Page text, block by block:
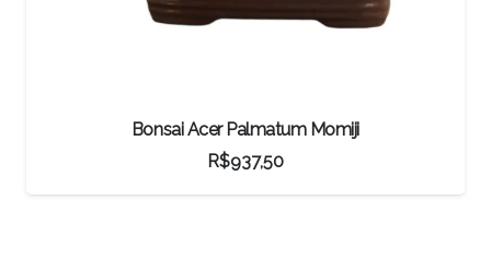
Bonsai Acer Palmatum Momiji
R$937,50